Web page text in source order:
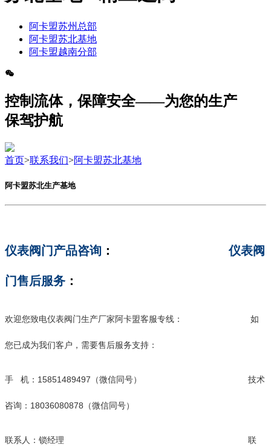
阿卡盟苏州总部
阿卡盟苏北基地
阿卡盟越南分部
控制流体，保障安全——为您的生产
保驾护航
首页>联系我们>阿卡盟苏北基地
阿卡盟苏北生产基地
仪表阀门产品咨询 ：仪表阀
门售后服务 ：
欢迎您致电仪表阀门生产厂家阿卡盟客服专线： 如
您已成为我们客户，需要售后服务支持：
手 机 ： 15851489497 （微信同号） 技术
咨询： 18036080878 （微信同号）
联系人：锁经理 联